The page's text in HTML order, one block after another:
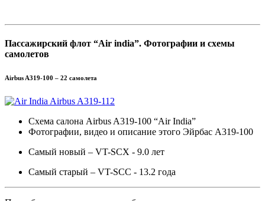
Пассажирский флот “Air india”. Фотографии и схемы
самолетов
Airbus A319-100 – 22 самолета
Схема салона Airbus A319-100 “Air India”
Фотографии, видео и описание этого Эйрбас A319-100
Самый новый – VT-SCX - 9.0 лет
Самый старый – VT-SCC - 13.2 года